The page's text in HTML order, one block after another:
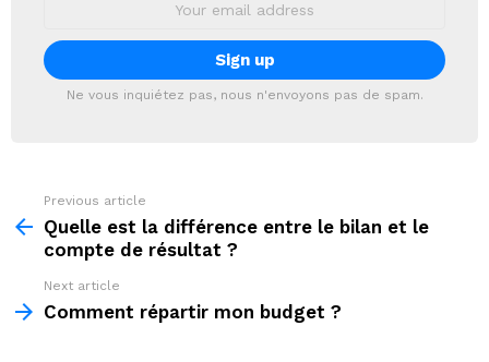
Ne vous inquiétez pas, nous n'envoyons pas de spam.
more
Previous article
Quelle est la différence entre le bilan et le
compte de résultat ?
Next article
Comment répartir mon budget ?